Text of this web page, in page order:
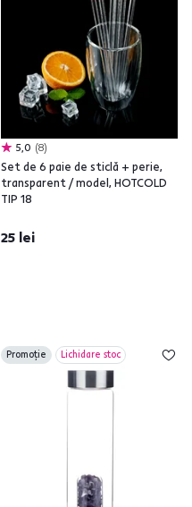
5,0 8
Set de 6 paie de sticlă + perie,
transparent / model, HOTCOLD
TIP 18
25 lei
Promoție Lichidare stoc